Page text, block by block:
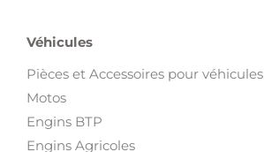
Véhicules
Pièces et Accessoires pour véhicules
Motos
Engins BTP
Engins Agricoles